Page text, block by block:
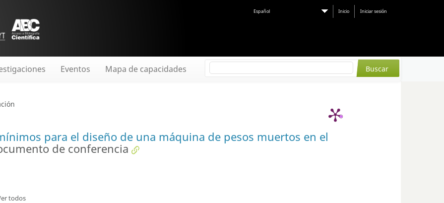
Español Inicio Iniciar sesión
Eventos Mapa de capacidades
para el diseño de una máquina de pesos muertos en el
de conferencia
todos